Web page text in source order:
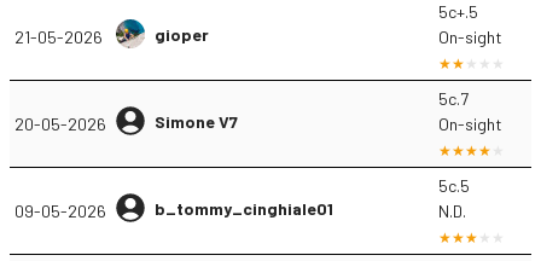
21-05-2026 gioper
5c+.5
On-sight
20-05-2026 Simone V7
5c.7
On-sight
09-05-2026 b_tommy_cinghiale01
5c.5
N.D.